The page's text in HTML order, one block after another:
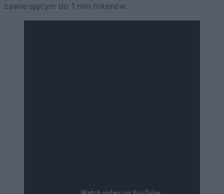
zawierającym do 1 mln tokenów.